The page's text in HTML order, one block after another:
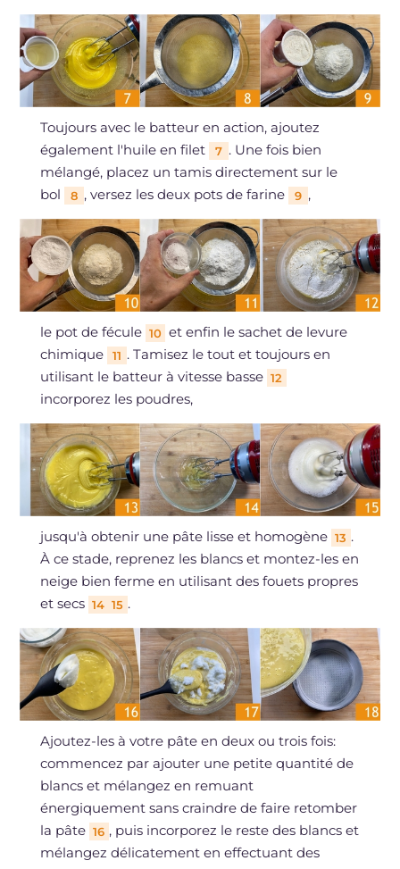
Toujours avec le batteur en action, ajoutez
également l'huile en filet
7 . Une fois bien
mélangé, placez un tamis directement sur le
bol
8 , versez les deux pots de farine 9 ,
le pot de fécule 10 et enfin le sachet de levure
chimique
11 . Tamisez le tout et toujours en
utilisant le batteur à vitesse basse 12
incorporez les poudres,
jusqu'à obtenir une pâte lisse et homogène 13 .
À ce stade, reprenez les blancs et montez-les en
neige bien ferme en utilisant des fouets propres
et secs 14 15 .
Ajoutez-les à votre pâte en deux ou trois fois:
commencez par ajouter une petite quantité de
blancs et mélangez en remuant
énergiquement sans craindre de faire retomber
la pâte 16 , puis incorporez le reste des blancs et
mélangez délicatement en effectuant des